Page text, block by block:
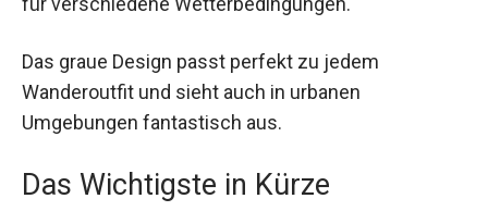
Wanderoutfit und sieht auch in urbanen
Umgebungen fantastisch aus.
Das Wichtigste in Kürze